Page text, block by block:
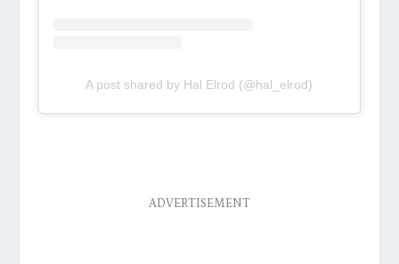
A post shared by Hal Elrod (@hal_elrod)
ADVERTISEMENT